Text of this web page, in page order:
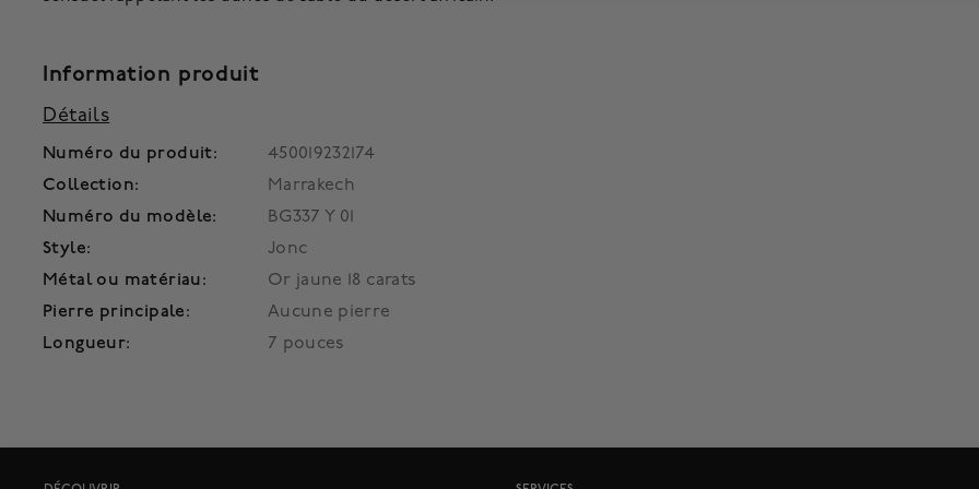
Information produit
Détails
Numéro du produit:
450019232174
Collection:
Marrakech
Numéro du modèle:
BG337 Y 01
Style:
Jonc
Métal ou matériau:
Or jaune 18 carats
Pierre principale:
Aucune pierre
Longueur:
7 pouces